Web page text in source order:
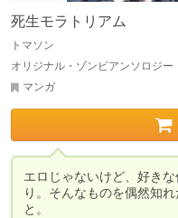
死生モラトリアム
トマソン
オリジナル・ゾンビアンソロジー
マンガ
エロじゃないけど、好き
り。そんなものを偶然知
と。